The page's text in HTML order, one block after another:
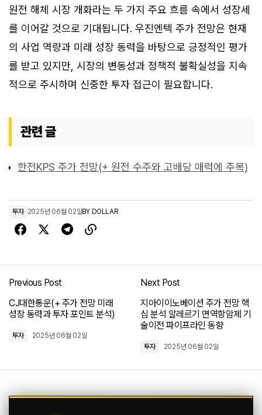
원전 해체 시장 개화라는 두 가지 주요 흐름 속에서 성장세
를 이어갈 것으로 기대됩니다. 우진엔텍 주가 전망은 현재
의 사업 역량과 미래 성장 동력을 바탕으로 긍정적인 평가
를 받고 있지만, 시장의 변동성과 정책적 불확실성을 지속
적으로 주시하며 신중한 투자 접근이 필요합니다.
관련 글
한전KPS 주가 전망(+ 원전 수주와 고배당 매력에 주목)
투자 2025년 06월 02일BY DOLLAR
Previous Post
CJ대한통운(+ 주가 전망 미래
성장 동력과 투자 포인트 분석)
투자 2025년 06월 02일
Next Post
지아이이노베이션 주가 전망 핵
심 분석 알레르기 면역항암제 기
술이전 파이프라인 동향
투자 2025년 06월 02일